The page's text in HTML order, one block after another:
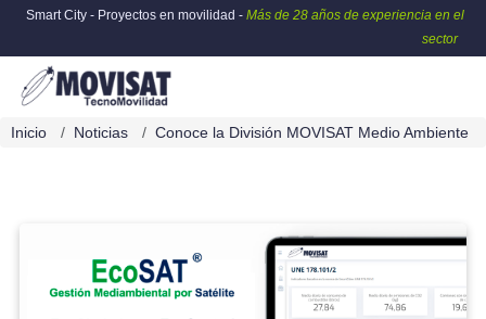
Smart City - Proyectos en movilidad - Más de 28 años de experiencia en el
sector
Inicio Noticias Conoce la División MOVISAT Medio Ambiente